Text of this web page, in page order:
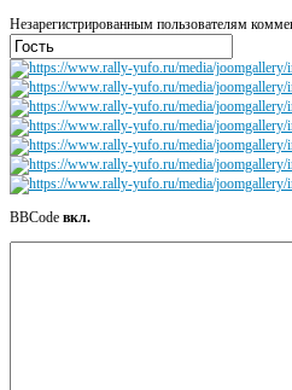
Незарегистрированным пользователям
BBCode вкл.